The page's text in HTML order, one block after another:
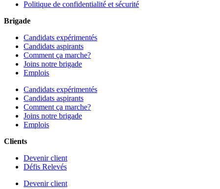
Politique de confidentialité et sécurité
Brigade
Candidats expérimentés
Candidats aspirants
Comment ça marche?
Joins notre brigade
Emplois
Candidats expérimentés
Candidats aspirants
Comment ça marche?
Joins notre brigade
Emplois
Clients
Devenir client
Défis Relevés
Devenir client